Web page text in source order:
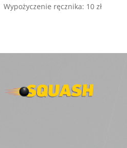
Wypożyczenie ręcznika: 10 zł